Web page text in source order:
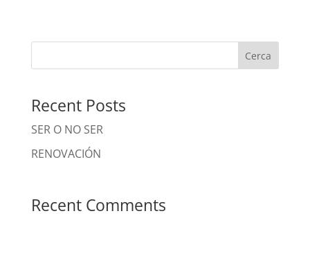
Cerca
Recent Posts
SER O NO SER
RENOVACIÓN
Recent Comments